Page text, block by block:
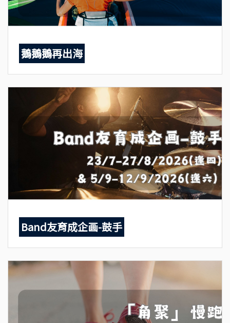
鵝鵝鵝再出海
Band友育成企画-鼓手